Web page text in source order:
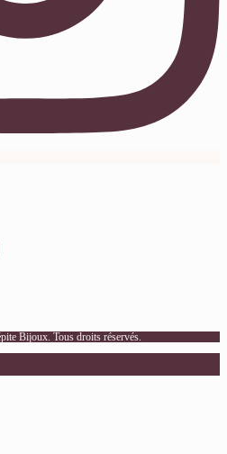
Bijoux. Tous droits réservés.